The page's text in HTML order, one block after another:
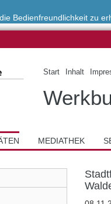
Bedienfreundlichkeit zu
Start Inhalt
MEDIATHEK